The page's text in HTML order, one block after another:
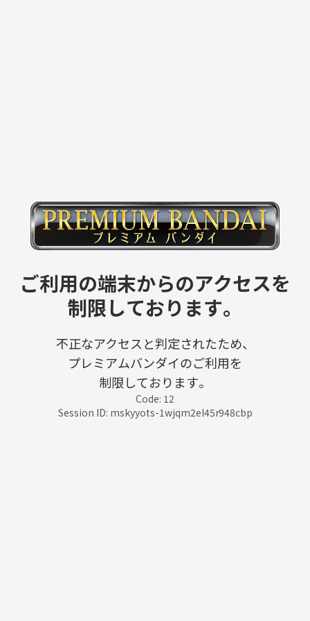
ご利用の端末からのアクセスを
制限しております。
不正なアクセスと判定されたため、
プレミアムバンダイのご利用を
制限しております。
Code: 12
Session ID: mskyyots-1wjqm2el45r948cbp